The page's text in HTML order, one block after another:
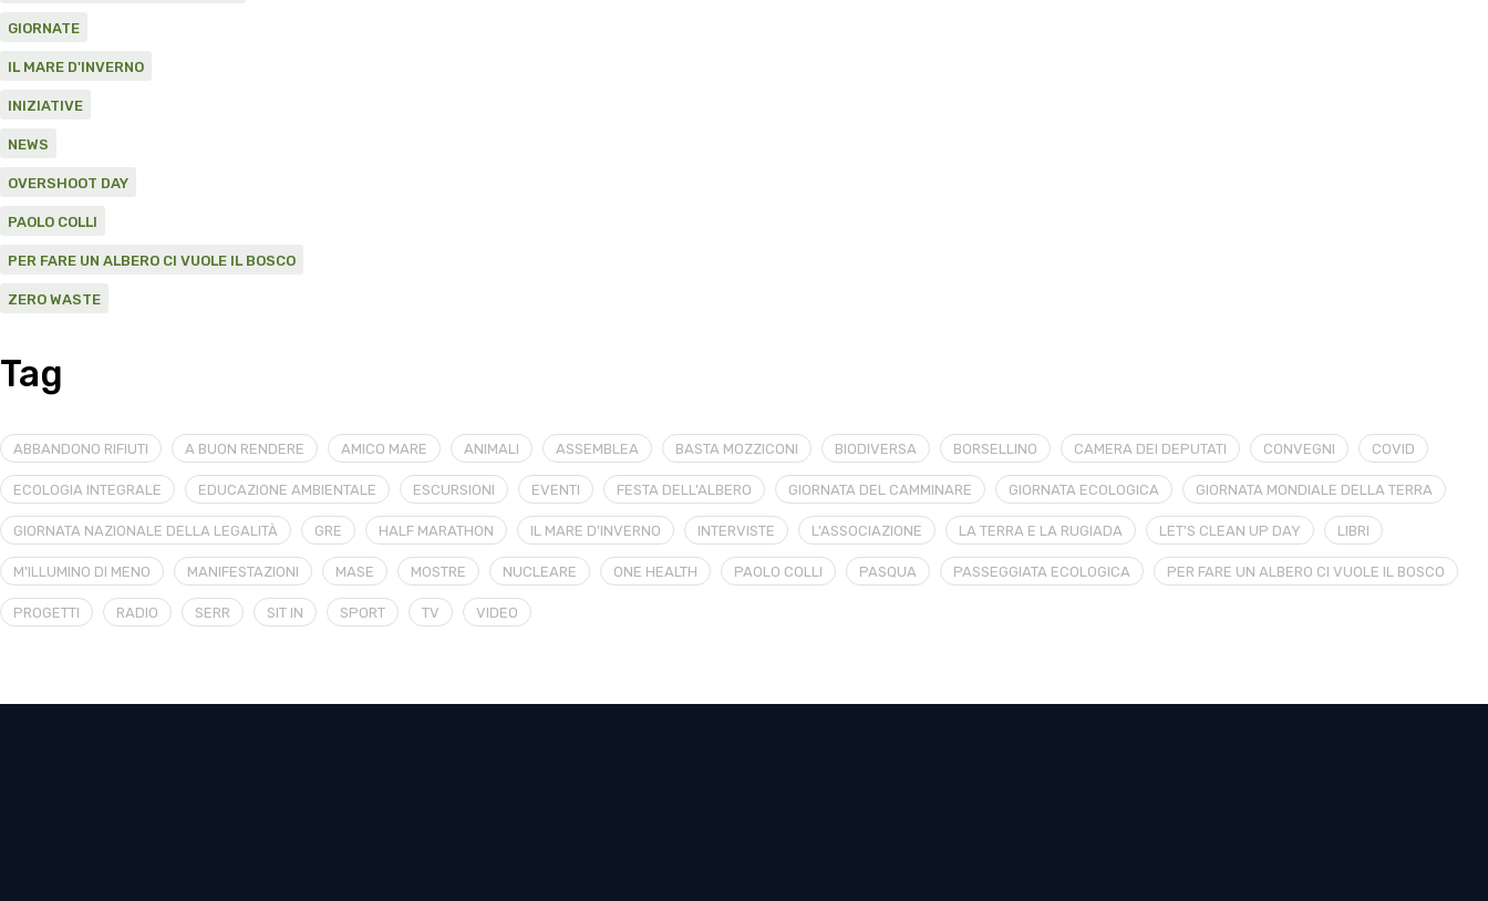
GIORNATE
IL MARE D'INVERNO
INIZIATIVE
NEWS
OVERSHOOT DAY
PAOLO COLLI
PER FARE UN ALBERO CI VUOLE IL BOSCO
ZERO WASTE
Tag
ABBANDONO RIFIUTI A BUON RENDERE AMICO MARE ANIMALI ASSEMBLEA BASTA MOZZICONI BIODIVERSA BORSELLINO CAMERA DEI DEPUTATI CONVEGNI COVID
ECOLOGIA INTEGRALE EDUCAZIONE AMBIENTALE ESCURSIONI EVENTI FESTA DELL'ALBERO GIORNATA DEL CAMMINARE GIORNATA ECOLOGICA GIORNATA MONDIALE DELLA TERRA
GIORNATA NAZIONALE DELLA LEGALITÀ GRE HALF MARATHON IL MARE D'INVERNO INTERVISTE L'ASSOCIAZIONE LA TERRA E LA RUGIADA LET'S CLEAN UP DAY LIBRI
M'ILLUMINO DI MENO MANIFESTAZIONI MASE MOSTRE NUCLEARE ONE HEALTH PAOLO COLLI PASQUA PASSEGGIATA ECOLOGICA PER FARE UN ALBERO CI VUOLE IL BOSCO
PROGETTI RADIO SERR SIT IN SPORT TV VIDEO